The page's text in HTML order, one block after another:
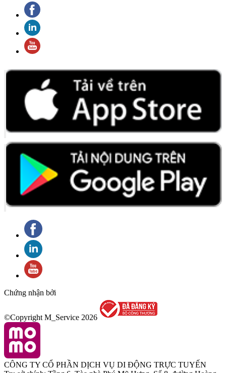
Chứng nhận bởi
©Copyright M_Service 2026
CÔNG TY CỔ PHẦN DỊCH VỤ DI ĐỘNG TRỰC TUYẾN